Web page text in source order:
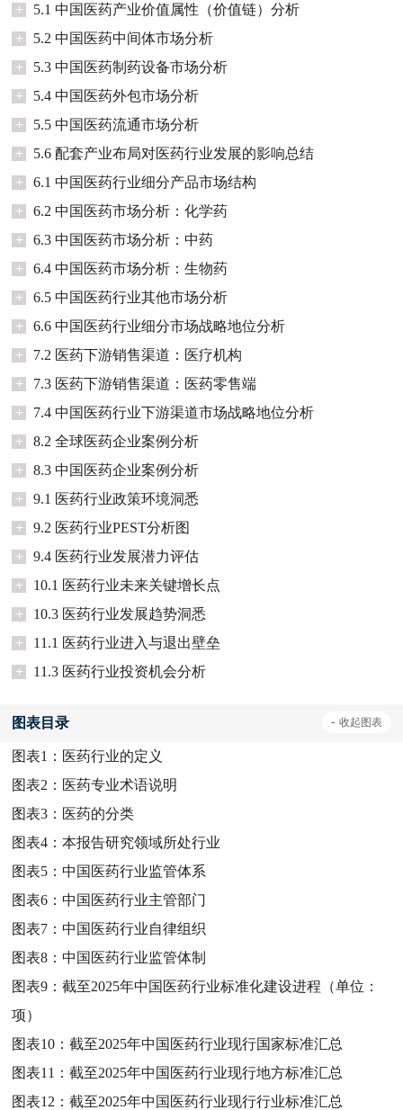
+
5.1 中国医药产业价值属性（价值链）分析
+
5.2 中国医药中间体市场分析
+
5.3 中国医药制药设备市场分析
+
5.4 中国医药外包市场分析
+
5.5 中国医药流通市场分析
+
5.6 配套产业布局对医药行业发展的影响总结
+
6.1 中国医药行业细分产品市场结构
+
6.2 中国医药市场分析：化学药
+
6.3 中国医药市场分析：中药
+
6.4 中国医药市场分析：生物药
+
6.5 中国医药行业其他市场分析
+
6.6 中国医药行业细分市场战略地位分析
+
7.2 医药下游销售渠道：医疗机构
+
7.3 医药下游销售渠道：医药零售端
+
7.4 中国医药行业下游渠道市场战略地位分析
+
8.2 全球医药企业案例分析
+
8.3 中国医药企业案例分析
+
9.1 医药行业政策环境洞悉
+
9.2 医药行业PEST分析图
+
9.4 医药行业发展潜力评估
+
10.1 医药行业未来关键增长点
+
10.3 医药行业发展趋势洞悉
+
11.1 医药行业进入与退出壁垒
+
11.3 医药行业投资机会分析
图表目录 - 收起图表
图表1： 医药行业的定义
图表2： 医药专业术语说明
图表3： 医药的分类
图表4：本报告研究领域所处行业
图表5：中国医药行业监管体系
图表6：中国医药行业主管部门
图表7：中国医药行业自律组织
图表8：中国医药行业监管体制
图表9：截至2025年中国医药行业标准化建设进程（单位：
项）
图表10：截至2025年中国医药行业现行国家标准汇总
图表11：截至2025年中国医药行业现行地方标准汇总
图表12：截至2025年中国医药行业现行行业标准汇总